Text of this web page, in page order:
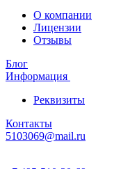
О компании
Лицензии
Отзывы
Блог
Информация
Реквизиты
Контакты
5103069@mail.ru